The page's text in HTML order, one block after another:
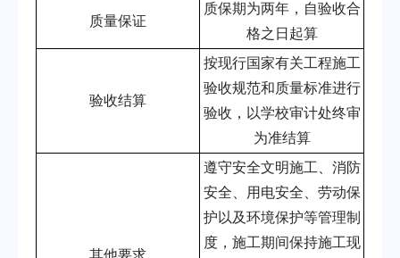
质量保证
质保期为两年，自验收合
格之日起算
验收结算
按现行国家有关工程施工
验收规范和质量标准进行
验收，以学校审计处终审
为准结算
遵守安全文明施工、消防
安全、用电安全、劳动保
护以及环境保护等管理制
度，施工期间保持施工现